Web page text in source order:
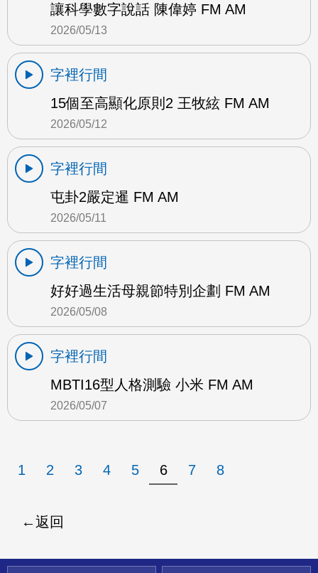
讓科學數字說話 陳偉婷 FM AM
2026/05/13
字裡行間
15個至高顯化原則2 王牧絃 FM AM
2026/05/12
字裡行間
屯卦2嚴定暹 FM AM
2026/05/11
字裡行間
好好過生活母親節特別企劃 FM AM
2026/05/08
字裡行間
MBTI16型人格測驗 小米 FM AM
2026/05/07
1 2 3 4 5 6 7 8
返回